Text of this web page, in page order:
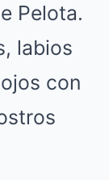
Pelota.
labios
con